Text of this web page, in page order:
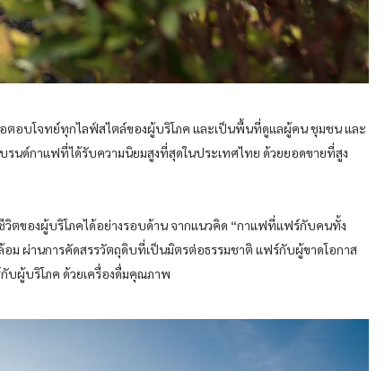
ตอบโจทย์ทุกไลฟ์สไตล์ของผู้บริโภค และเป็นพื้นที่ดูแลผู้คน ชุมชน และ
รนด์กาแฟที่ได้รับความนิยมสูงที่สุดในประเทศไทย ด้วยยอดขายที่สูง
ตของผู้บริโภคได้อย่างรอบด้าน จากแนวคิด “กาแฟที่แฟร์กับคนทั้ง
ม ผ่านการคัดสรรวัตถุดิบที่เป็นมิตรต่อธรรมชาติ แฟร์กับผู้ขาดโอกาส
บผู้บริโภค ด้วยเครื่องดื่มคุณภาพ